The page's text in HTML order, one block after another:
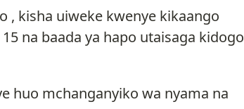
, kisha uiweke kwenye kikaango
na baada ya hapo utaisaga kidogo
huo mchanganyiko wa nyama na